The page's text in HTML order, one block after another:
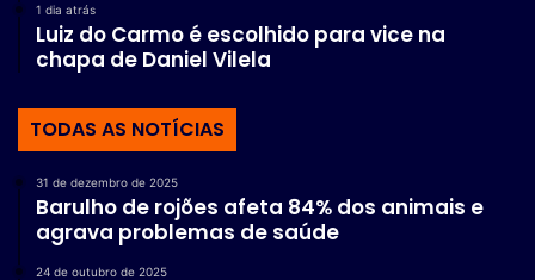
1 dia atrás
Luiz do Carmo é escolhido para vice na
chapa de Daniel Vilela
TODAS AS NOTÍCIAS
31 de dezembro de 2025
Barulho de rojões afeta 84% dos animais e
agrava problemas de saúde
24 de outubro de 2025